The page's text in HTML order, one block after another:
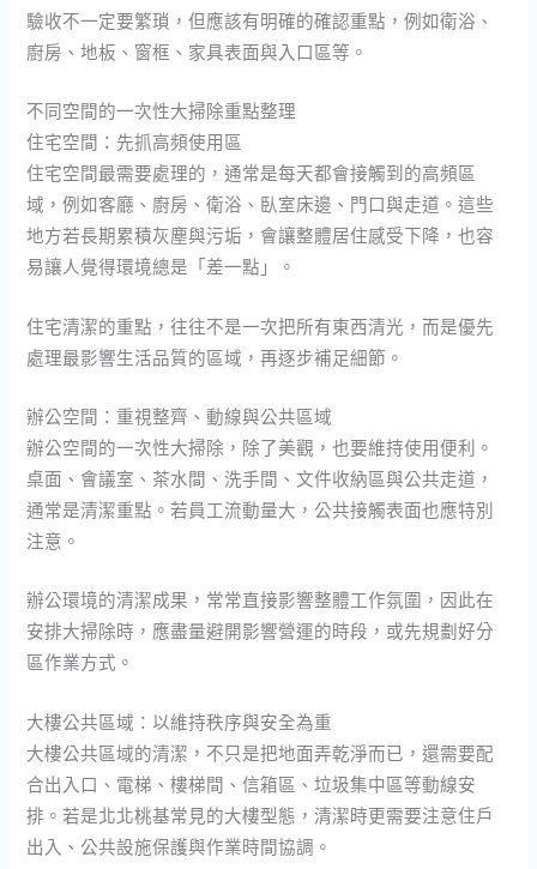
驗收不一定要繁瑣，但應該有明確的確認重點，例如衛浴、
廚房、地板、窗框、家具表面與入口區等。
不同空間的一次性大掃除重點整理
住宅空間：先抓高頻使用區
住宅空間最需要處理的，通常是每天都會接觸到的高頻區
域，例如客廳、廚房、衛浴、臥室床邊、門口與走道。這些
地方若長期累積灰塵與污垢，會讓整體居住感受下降，也容
易讓人覺得環境總是「差一點」。
住宅清潔的重點，往往不是一次把所有東西清光，而是優先
處理最影響生活品質的區域，再逐步補足細節。
辦公空間：重視整齊、動線與公共區域
辦公空間的一次性大掃除，除了美觀，也要維持使用便利。
桌面、會議室、茶水間、洗手間、文件收納區與公共走道，
通常是清潔重點。若員工流動量大，公共接觸表面也應特別
注意。
辦公環境的清潔成果，常常直接影響整體工作氛圍，因此在
安排大掃除時，應盡量避開影響營運的時段，或先規劃好分
區作業方式。
大樓公共區域：以維持秩序與安全為重
大樓公共區域的清潔，不只是把地面弄乾淨而已，還需要配
合出入口、電梯、樓梯間、信箱區、垃圾集中區等動線安
排。若是北北桃基常見的大樓型態，清潔時更需要注意住戶
出入、公共設施保護與作業時間協調。